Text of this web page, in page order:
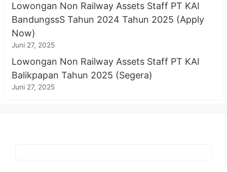
Lowongan Non Railway Assets Staff PT KAI
BandungssS Tahun 2024 Tahun 2025 (Apply
Now)
Juni 27, 2025
Lowongan Non Railway Assets Staff PT KAI
Balikpapan Tahun 2025 (Segera)
Juni 27, 2025